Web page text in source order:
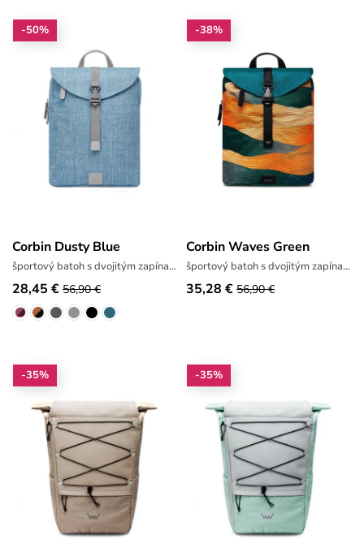
-50%
Corbin Dusty Blue
športový batoh s dvojitým zapínaním
28,45 € 56,90 €
-38%
Corbin Waves Green
športový batoh s dvojitým zapínaním
35,28 € 56,90 €
-35% -35%